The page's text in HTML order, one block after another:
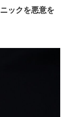
ックを悪意を